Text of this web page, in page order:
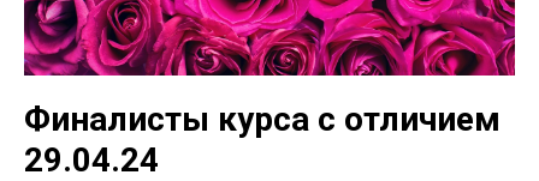
Финалисты курса с отличием
29.04.24